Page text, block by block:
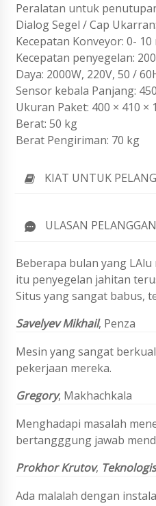
Peralatan untuk
Dialog Segel / Cap
Kecepatan Konveyor: 0-
Kecepatan penyegelan:
Daya: 2000W, 220V, 50 /
Sensor kebala Panjang:
Ukuran Paket: 400 × 410 ×
Berat: 50 kg
Berat Pengiriman: 70 kg
KIAT UNTUK
ULASAN
Beberapa bulan yang
itu penyegelan jahitan
Situs yang sangat babus,
Savelyev Mikhail, Penza
Mesin yang sangat
pekerjaan mereka.
Gregory, Makhachkala
Menghadapi masalah
bertangggung jawab
Prokhor Krutov, Teknologis
Ada malalah dengan